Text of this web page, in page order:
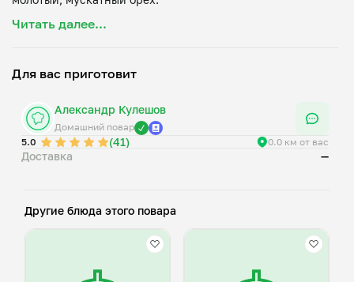
Читать далее...
Для вас приготовит
Александр Кулешов
Домашний повар
5.0
(41) 0.0 км от вас
Доставка —
Другие блюда этого повара